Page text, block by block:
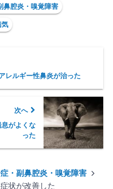
鼻腔炎・嗅覚障害
気
レルギー性鼻炎が治った
次へ
がよくな
った
・副鼻腔炎・嗅覚障害
状が改善した